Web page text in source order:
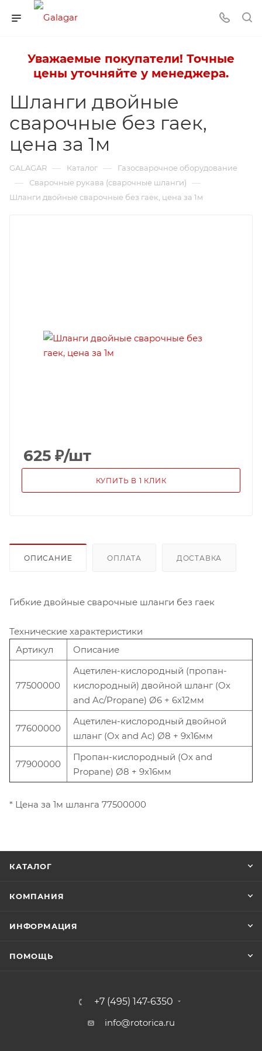
Уважаемые покупатели! Точные
цены уточняйте у менеджера.
Шланги двойные
сварочные без гаек,
цена за 1м
GALAGAR — Каталог — Газосварочное оборудование
— Сварочные рукава (сварочные шланги) —
Шланги двойные сварочные без гаек, цена за 1м
625 ₽/шт
КУПИТЬ В 1 КЛИК
ОПИСАНИЕ ОПЛАТА ДОСТАВКА
Гибкие двойные сварочные шланги без гаек
Технические характеристики
Артикул
Описание
77500000
Ацетилен-кислородный (пропан-
кислородный) двойной шланг (Ox
and Ac/Propane) Ø6 + 6x12мм
77600000
Ацетилен-кислородный двойной
шланг (Ox and Ac) Ø8 + 9x16мм
77900000
Пропан-кислородный (Ox and
Propane) Ø8 + 9x16мм
* Цена за 1м шланга 77500000
КАТАЛОГ
КОМПАНИЯ
ИНФОРМАЦИЯ
ПОМОЩЬ
+7 (495) 147-6350
info@rotorica.ru